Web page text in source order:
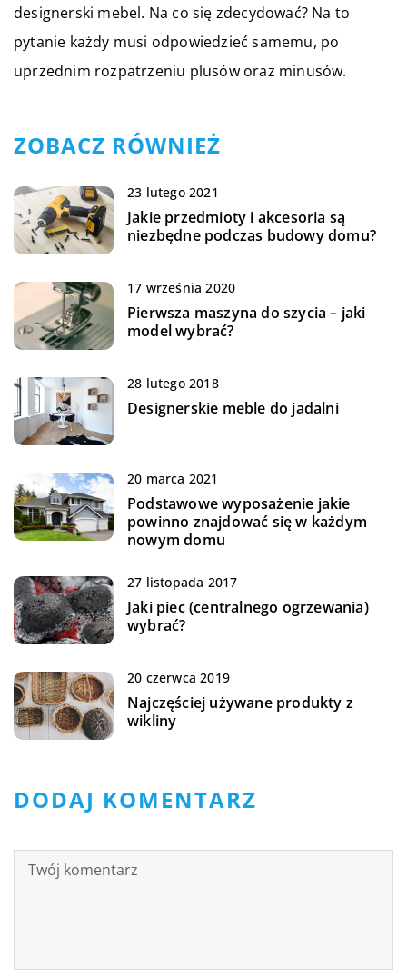
designerski mebel. Na co się zdecydować? Na to
pytanie każdy musi odpowiedzieć samemu, po
uprzednim rozpatrzeniu plusów oraz minusów.
ZOBACZ RÓWNIEŻ
23 lutego 2021
Jakie przedmioty i akcesoria są
niezbędne podczas budowy domu?
17 września 2020
Pierwsza maszyna do szycia – jaki
model wybrać?
28 lutego 2018
Designerskie meble do jadalni
20 marca 2021
Podstawowe wyposażenie jakie
powinno znajdować się w każdym
nowym domu
27 listopada 2017
Jaki piec (centralnego ogrzewania)
wybrać?
20 czerwca 2019
Najczęściej używane produkty z
wikliny
DODAJ KOMENTARZ